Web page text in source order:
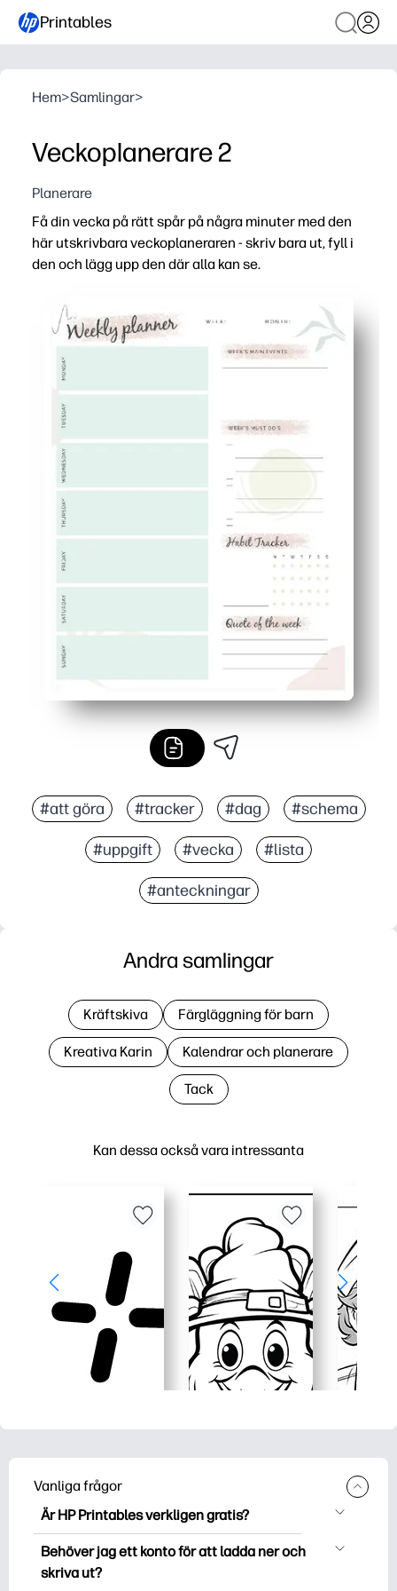
Printables
Hem>Samlingar>
Veckoplanerare 2
Planerare
Få din vecka på rätt spår på några minuter med den
här utskrivbara veckoplaneraren - skriv bara ut, fyll i
den och lägg upp den där alla kan se.
Inställning utan förberedelser - du skriver bara ut och
Tydlig veckovy - dagliga avsnitt hjälper dig att
Bygger självständighet - barn kontrollerar
Flexibel för hem eller klassrum - använd den för
#att göra #tracker #dag #schema
#uppgift #vecka #lista
#anteckningar
Kan dessa också vara intressanta
Andra samlingar
Kräftskiva Färgläggning för barn
Kreativa Karin Kalendrar och planerare
Tack
Vanliga frågor
Är HP Printables verkligen gratis?
HP Printables erbjuder över 2500 gratis
utskriftsmaterial att ladda ner och
Behöver jag ett konto för att ladda ner och
skriva ut?